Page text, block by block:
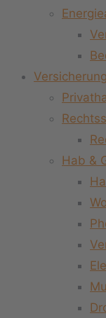
Versicherung
Hab &